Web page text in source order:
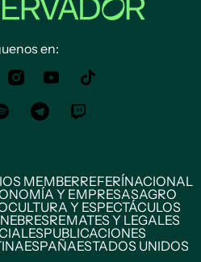
en:
MEMBERREFERÍNACIONAL
Y EMPRESASAGRO
CULTURA Y ESPECTÁCULOS
REMATES Y LEGALES
PUBLICACIONES
ESPAÑAESTADOS UNIDOS